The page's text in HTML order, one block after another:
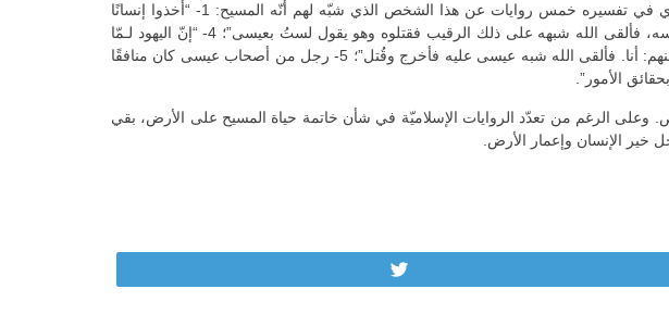
أمّا في شأن مَن حلّ مكان المسيح على الصليب، فتختلف الأسماء باختلاف الرواة. في هذا السياق يورد الرازي في تفسيره خمس روايات عن هذا الشخص الذي شبّه لهم أنّه المسيح: 1- “أخذوا إنسانًا
وقتلوه وصلبوه ولبّسوا على الناس أنّه المسيح”؛ 2- “طيطايوس” أحد أصحاب يهوذا؛ 3- “وكّلوا بعيسى رجلاً يحرسه، فألقى الله شبهه على ذلك الرقيب فقتلوه وهو يقول لستُ بعيسى”؛ 4- “إنّ اليهود لـمّا
همّوا بأخذه وكان مع عيسى عشرة من أصحابه فقال لهم: مَن يشتري الجنّة بأن يُلقى عليه شبهي؟ فقال واحد منهم: أنا. فألقى الله شبه عيسى عليه فأخرج وقُتل”؛ 5- رجل من أصحاب عيسى كان منافقًا
الأمور”.
الرغم من تعدّد الروايات الإسلاميّة في شأن خاتمة حياة المسيح على الأرض، بقي
خير الإنسان وإعمار الأرض.